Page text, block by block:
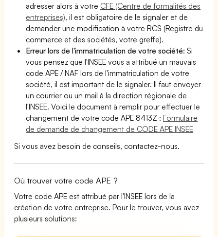
adresser alors à votre CFE (Centre de formalités des
entreprises), il est obligatoire de le signaler et de
demander une modification à votre RCS (Registre du
commerce et des sociétés, votre greffe).
Erreur lors de l'immatriculation de votre société:Si
vous pensez que l'INSEE vous a attribué un mauvais
code APE / NAF lors de l'immatriculation de votre
société, il est important de le signaler. Il faut envoyer
un courrier ou un mail à la direction régionale de
l'INSEE. Voici le document à remplir pour effectuer le
changement de votre code APE 8413Z :Formulaire
de demande de changement de CODE APE INSEE
Si vous avez besoin de conseils, contactez-nous.
Où trouver votre code APE ?
Votre code APE est attribué par l'INSEE lors de la
création de votre entreprise. Pour le trouver, vous avez
plusieurs solutions: